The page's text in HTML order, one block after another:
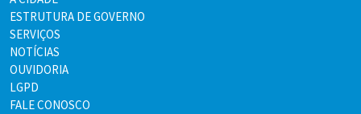
ESTRUTURA DE GOVERNO
SERVIÇOS
NOTÍCIAS
OUVIDORIA
LGPD
FALE CONOSCO